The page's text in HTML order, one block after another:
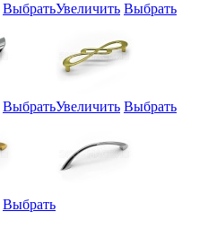
ВыбратьУвеличить Выбрать
ВыбратьУвеличить Выбрать
Выбрать